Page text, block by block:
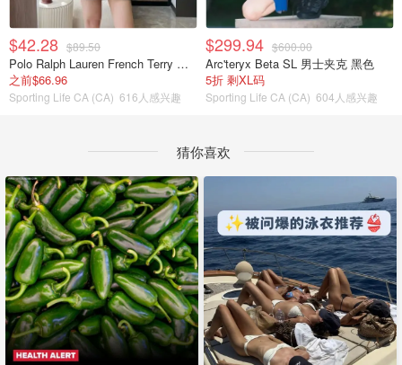
$42.28 $89.50
Polo Ralph Lauren French Terry 女童连帽卫衣 7-16码
之前$66.96
Sporting Life CA (CA) 616人感兴趣
$299.94 $600.00
Arc'teryx Beta SL 男士夹克 黑色
5折 剩XL码
Sporting Life CA (CA) 604人感兴趣
猜你喜欢